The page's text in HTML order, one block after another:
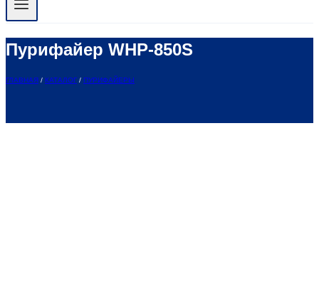
Пурифайер WHP-850S
ГЛАВНАЯ / КАТАЛОГ / ПУРИФАЙЕРЫ